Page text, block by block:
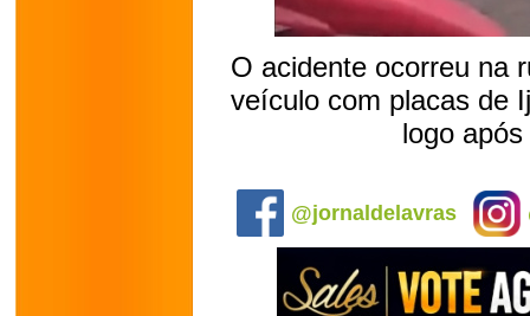
O acidente ocorreu na
veículo com placas de
logo
@jornaldelavras